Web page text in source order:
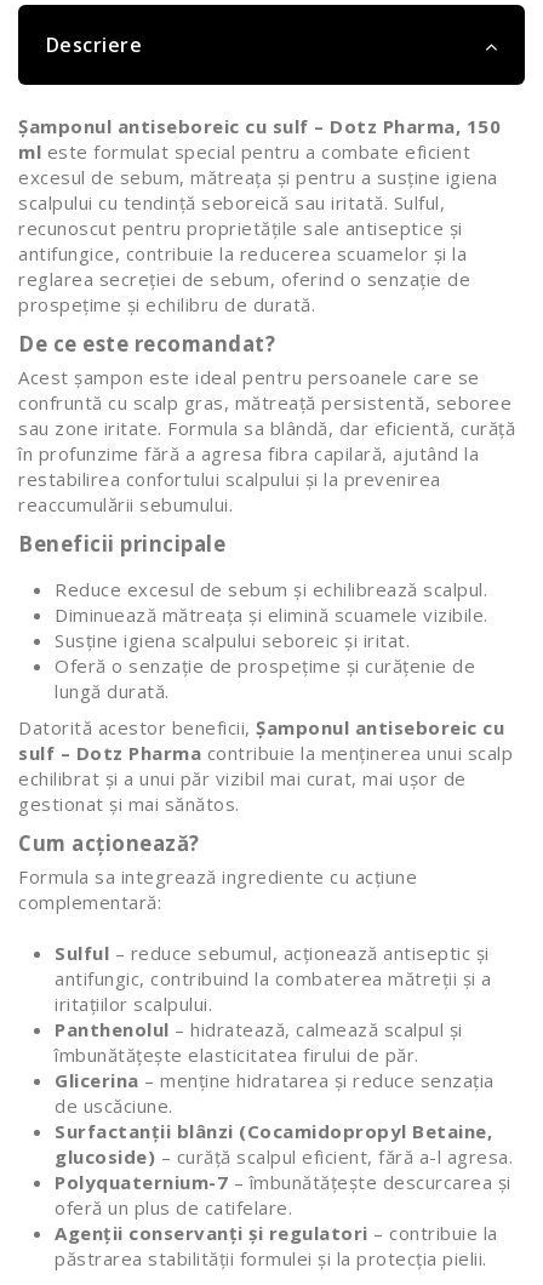
Descriere
Șamponul antiseboreic cu sulf – Dotz Pharma, 150
ml este formulat special pentru a combate eficient
excesul de sebum, mătreața și pentru a susține igiena
scalpului cu tendință seboreică sau iritată. Sulful,
recunoscut pentru proprietățile sale antiseptice și
antifungice, contribuie la reducerea scuamelor și la
reglarea secreției de sebum, oferind o senzație de
prospețime și echilibru de durată.
De ce este recomandat?
Acest șampon este ideal pentru persoanele care se
confruntă cu scalp gras, mătreață persistentă, seboree
sau zone iritate. Formula sa blândă, dar eficientă, curăță
în profunzime fără a agresa fibra capilară, ajutând la
restabilirea confortului scalpului și la prevenirea
reaccumulării sebumului.
Beneficii principale
Reduce excesul de sebum și echilibrează scalpul.
Diminuează mătreața și elimină scuamele vizibile.
Susține igiena scalpului seboreic și iritat.
Oferă o senzație de prospețime și curățenie de
lungă durată.
Datorită acestor beneficii, Șamponul antiseboreic cu
sulf – Dotz Pharma contribuie la menținerea unui scalp
echilibrat și a unui păr vizibil mai curat, mai ușor de
gestionat și mai sănătos.
Cum acționează?
Formula sa integrează ingrediente cu acțiune
complementară:
Sulful – reduce sebumul, acționează antiseptic și
antifungic, contribuind la combaterea mătreții și a
iritațiilor scalpului.
Panthenolul – hidratează, calmează scalpul și
îmbunătățește elasticitatea firului de păr.
Glicerina – menține hidratarea și reduce senzația
de uscăciune.
Surfactanții blânzi (Cocamidopropyl Betaine,
glucoside) – curăță scalpul eficient, fără a-l agresa.
Polyquaternium-7 – îmbunătățește descurcarea și
oferă un plus de catifelare.
Agenții conservanți și regulatori – contribuie la
păstrarea stabilității formulei și la protecția pielii.